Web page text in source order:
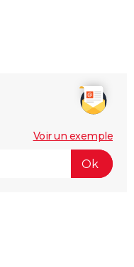
Voir un exemple